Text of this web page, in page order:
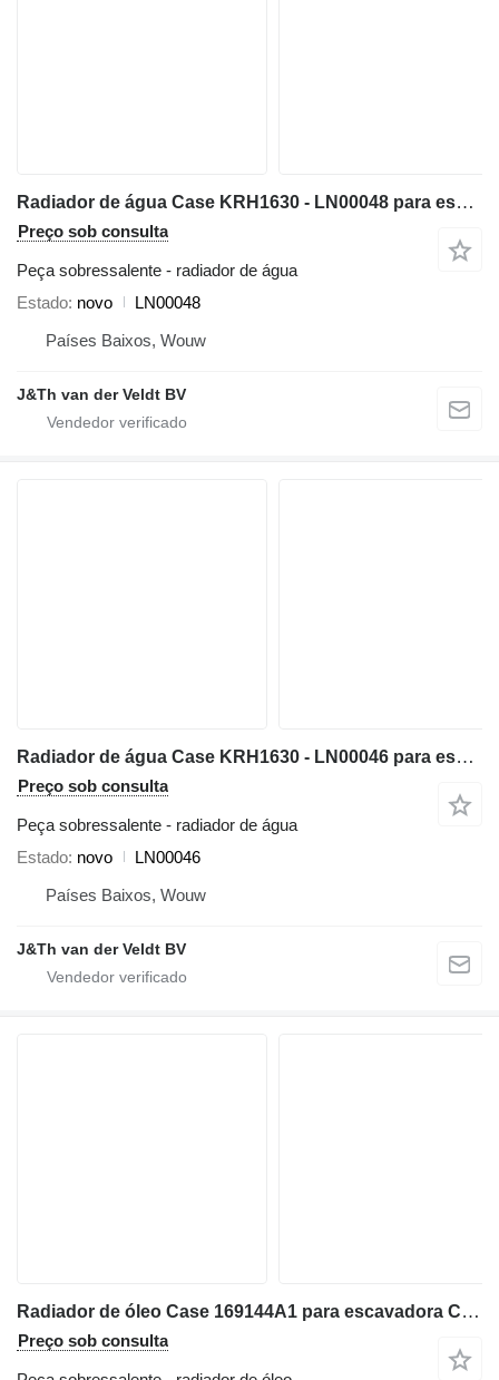
Radiador de água Case KRH1630 - LN00048 para escavadora Case CX210 CX240
Preço sob consulta
Peça sobressalente - radiador de água
Estado novo
LN00048
Países Baixos, Wouw
J&Th van der Veldt BV
Radiador de água Case KRH1630 - LN00046 para escavadora Case CX210 CX240
Preço sob consulta
Peça sobressalente - radiador de água
Estado novo
LN00046
Países Baixos, Wouw
J&Th van der Veldt BV
Radiador de óleo Case 169144A1 para escavadora Case 9046
Preço sob consulta